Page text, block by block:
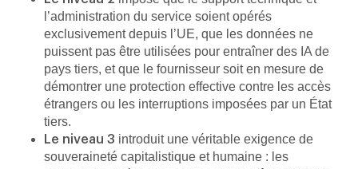
l’administration du service soient opérés
exclusivement depuis l’UE, que les données ne
puissent pas être utilisées pour entraîner des IA de
pays tiers, et que le fournisseur soit en mesure de
démontrer une protection effective contre les accès
étrangers ou les interruptions imposées par un État
tiers.
Le niveau 3 introduit une véritable exigence de
souveraineté capitalistique et humaine : les